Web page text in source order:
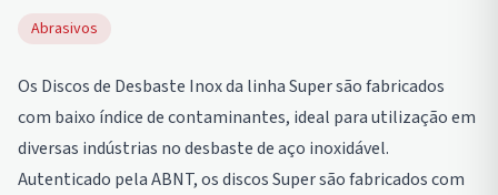
Abrasivos
Os Discos de Desbaste Inox da linha Super são fabricados
com baixo índice de contaminantes, ideal para utilização em
diversas indústrias no desbaste de aço inoxidável.
Autenticado pela ABNT, os discos Super são fabricados com